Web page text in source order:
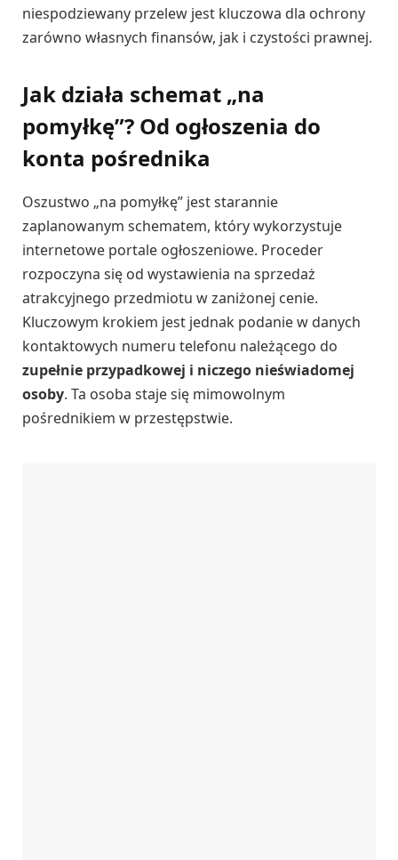
niespodziewany przelew jest kluczowa dla ochrony
zarówno własnych finansów, jak i czystości prawnej.
Jak działa schemat „na
pomyłkę”? Od ogłoszenia do
konta pośrednika
Oszustwo „na pomyłkę” jest starannie
zaplanowanym schematem, który wykorzystuje
internetowe portale ogłoszeniowe. Proceder
rozpoczyna się od wystawienia na sprzedaż
atrakcyjnego przedmiotu w zaniżonej cenie.
Kluczowym krokiem jest jednak podanie w danych
kontaktowych numeru telefonu należącego do
zupełnie przypadkowej i niczego nieświadomej
osoby. Ta osoba staje się mimowolnym
pośrednikiem w przestępstwie.